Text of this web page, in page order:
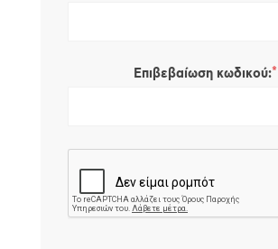
Επιβεβαίωση κωδικού:*